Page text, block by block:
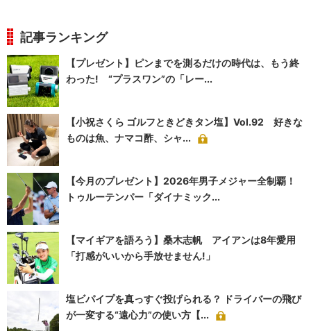
記事ランキング
【プレゼント】ピンまでを測るだけの時代は、もう終
わった! “プラスワン”の「レー...
【小祝さくら ゴルフときどきタン塩】Vol.92 好きな
ものは魚、ナマコ酢、シャ...
【今月のプレゼント】2026年男子メジャー全制覇！
トゥルーテンパー「ダイナミック...
【マイギアを語ろう】桑木志帆 アイアンは8年愛用
「打感がいいから手放せません!」
塩ビパイプを真っすぐ投げられる？ ドライバーの飛び
が一変する“遠心力”の使い方【...